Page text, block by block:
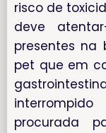
risco de
deve
presentes na
pet que em
procurada